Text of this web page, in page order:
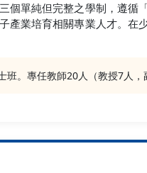
個單純但完整之學制，遵
產業培育相關專業人才。
。專任教師20人（教授7人，